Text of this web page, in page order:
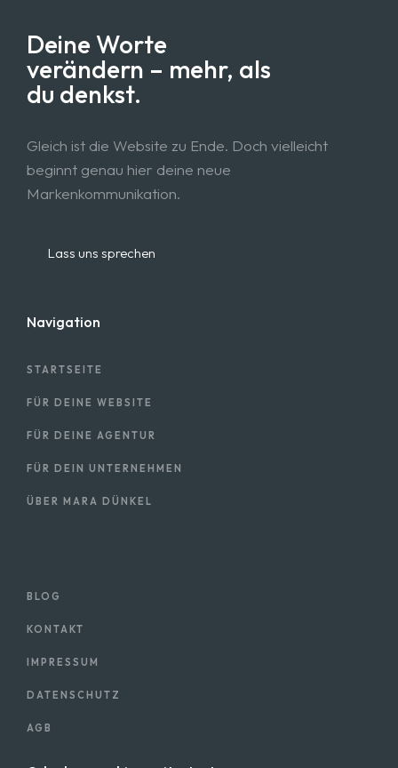
Deine Worte
verändern – mehr, als
du denkst.
Gleich ist die Website zu Ende. Doch vielleicht
beginnt genau hier deine neue
Markenkommunikation.
Lass uns sprechen
Navigation
STARTSEITE
FÜR DEINE WEBSITE
FÜR DEINE AGENTUR
FÜR DEIN UNTERNEHMEN
ÜBER MARA DÜNKEL
BLOG
KONTAKT
IMPRESSUM
DATENSCHUTZ
AGB